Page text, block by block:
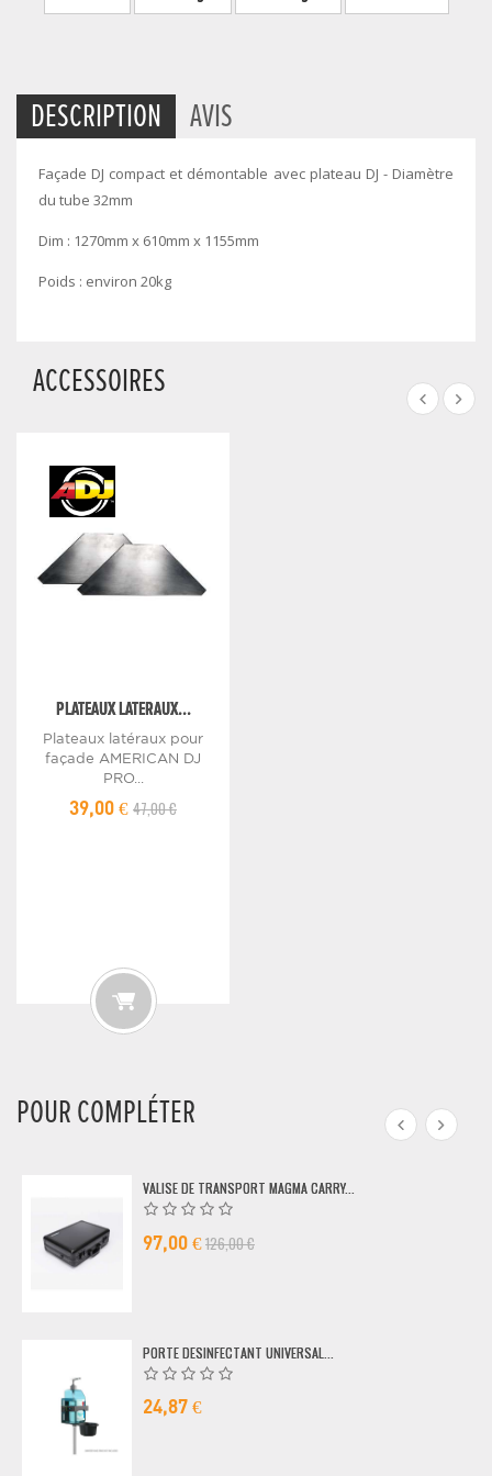
DESCRIPTION AVIS
Façade DJ compact et démontable avec plateau DJ - Diamètre
du tube 32mm
Dim : 1270mm x 610mm x 1155mm
Poids : environ 20kg
ACCESSOIRES
PLATEAUX LATERAUX...
Plateaux latéraux pour
façade AMERICAN DJ
PRO...
39,00 € 47,00 €
POUR COMPLÉTER
VALISE DE TRANSPORT MAGMA CARRY...
97,00 €126,00 €
PORTE DESINFECTANT UNIVERSAL...
24,87 €